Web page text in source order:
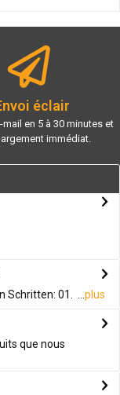
éclair
mail en 5 à 30 minutes et
immédiat.
01. ... plus
que nous